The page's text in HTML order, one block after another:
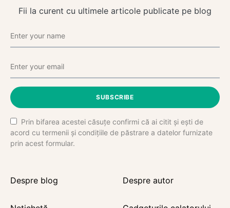
Fii la curent cu ultimele articole publicate pe blog
SUBSCRIBE
Prin bifarea acestei căsuțe confirmi că ai citit și ești de
acord cu termenii și condițiile de păstrare a datelor furnizate
prin acest formular.
Despre blog Despre autor